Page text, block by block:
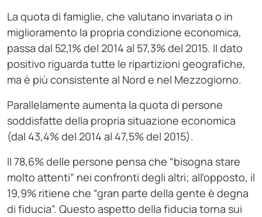
La quota di famiglie, che valutano invariata o in
miglioramento la propria condizione economica,
passa dal 52,1% del 2014 al 57,3% del 2015. Il dato
positivo riguarda tutte le ripartizioni geografiche,
ma è più consistente al Nord e nel Mezzogiorno.
Parallelamente aumenta la quota di persone
soddisfatte della propria situazione economica
(dal 43,4% del 2014 al 47,5% del 2015).
Il 78,6% delle persone pensa che “bisogna stare
molto attenti” nei confronti degli altri; all’opposto, il
19,9% ritiene che “gran parte della gente è degna
di fiducia”. Questo aspetto della fiducia torna sui